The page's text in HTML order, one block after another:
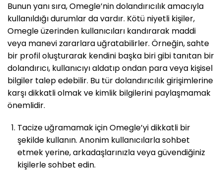
Bunun yanı sıra, Omegle’nin dolandırıcılık amacıyla
kullanıldığı durumlar da vardır. Kötü niyetli kişiler,
Omegle üzerinden kullanıcıları kandırarak maddi
veya manevi zararlara uğratabilirler. Örneğin, sahte
bir profil oluşturarak kendini başka biri gibi tanıtan bir
dolandırıcı, kullanıcıyı aldatıp ondan para veya kişisel
bilgiler talep edebilir. Bu tür dolandırıcılık girişimlerine
karşı dikkatli olmak ve kimlik bilgilerini paylaşmamak
önemlidir.
Tacize uğramamak için Omegle’yi dikkatli bir
şekilde kullanın. Anonim kullanıcılarla sohbet
etmek yerine, arkadaşlarınızla veya güvendiğiniz
kişilerle sohbet edin.